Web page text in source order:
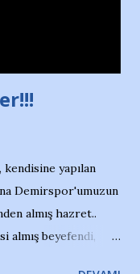
girdiği
yapılan
Demirspor'umuzun
almış hazret..
beyefendi,